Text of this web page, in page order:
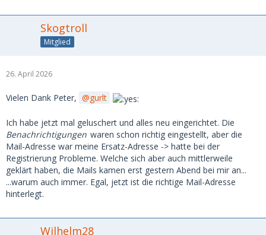
Skogtroll
Mitglied
26. April 2026
Vielen Dank Peter, gurlt
Ich habe jetzt mal geluschert und alles neu eingerichtet. Die
Benachrichtigungen waren schon richtig eingestellt, aber die
Mail-Adresse war meine Ersatz-Adresse -> hatte bei der
Registrierung Probleme. Welche sich aber auch mittlerweile
geklärt haben, die Mails kamen erst gestern Abend bei mir an...
...warum auch immer. Egal, jetzt ist die richtige Mail-Adresse
hinterlegt.
Wilhelm28